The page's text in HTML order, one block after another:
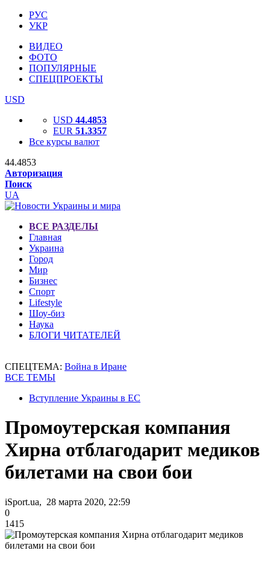
РУС
УКР
ВИДЕО
ФОТО
ПОПУЛЯРНЫЕ
СПЕЦПРОЕКТЫ
USD
USD 44.4853
EUR 51.3357
Все курсы валют
44.4853
Авторизация
Поиск
UA
ВСЕ РАЗДЕЛЫ
Главная
Украина
Город
Мир
Бизнес
Спорт
Lifestyle
Шоу-биз
Наука
БЛОГИ ЧИТАТЕЛЕЙ
СПЕЦТЕМА: Война в Иране
ВСЕ ТЕМЫ
Вступление Украины в ЕС
Промоутерская компания
Хирна отблагодарит медиков
билетами на свои бои
iSport.ua, 28 марта 2020, 22:59
0
1415